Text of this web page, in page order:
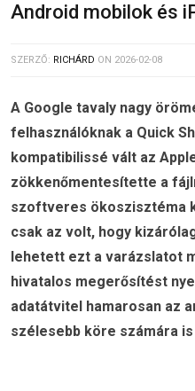
Android mobilok és
SZERZŐ: RICHÁRD ON 2026-02-08
A Google tavaly nagy
felhasználóknak a Quick
kompatibilissé vált az
zökkenőmentesítette a
szoftveres ökoszisztéma
csak az volt, hogy
lehetett ezt a varázslatot
hivatalos megerősítést
adatátvitel hamarosan az
szélesebb köre számára